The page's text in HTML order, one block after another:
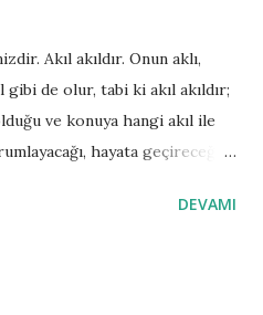
tartışılmakta ve kamuoyu
sormak yerinde
menfaati ve bekasını
ne derece konular
hangi iradeye dayanarak
Akıl akıldır. Onun aklı,
de olur, tabi ki akıl akıldır;
ve konuya hangi akıl ile
hayata geçireceği
bu akıl çok önemlidir.DEVAMI